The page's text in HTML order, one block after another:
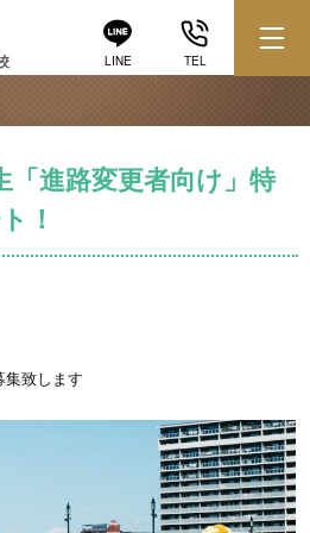
LINE TEL
「進路変更者向け」特
！
集致します